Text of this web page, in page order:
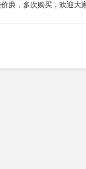
廉，多次购买，欢迎大